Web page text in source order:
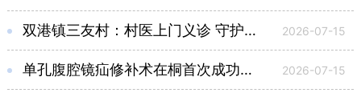
双港镇三友村：村医上门义诊 守护群众健康 2026-07-15
单孔腹腔镜疝修补术在桐首次成功应用 2026-07-15